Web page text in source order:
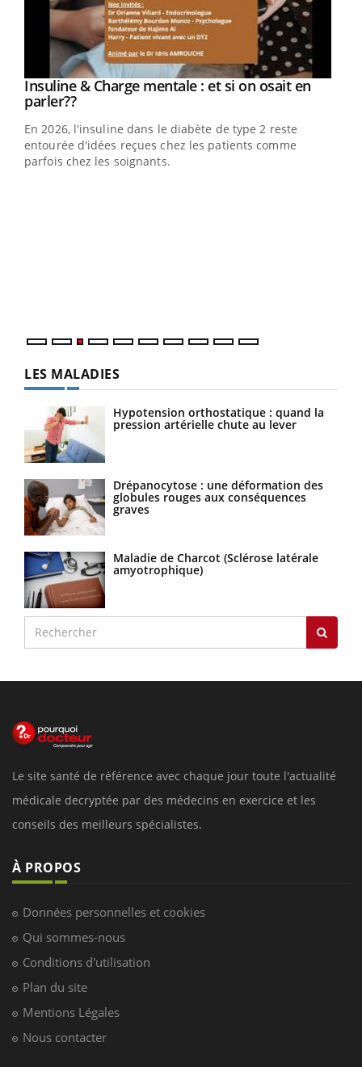
Youtube
Insuline & Charge mentale : et si on osait en
parler??Youtube
En 2026, l'insuline dans le diabète de type 2 reste
entourée d'idées reçues chez les patients comme
parfois chez les soignants.
LES MALADIES
Hypotension orthostatique : quand la
pression artérielle chute au lever
Drépanocytose : une déformation des
globules rouges aux conséquences
graves
Maladie de Charcot (Sclérose latérale
amyotrophique)
Le site santé de référence avec chaque jour toute l'actualité
médicale decryptée par des médecins en exercice et les
conseils des meilleurs spécialistes.
À PROPOS
Données personnelles et cookies
Qui sommes-nous
Conditions d'utilisation
Plan du site
Mentions Légales
Nous contacter